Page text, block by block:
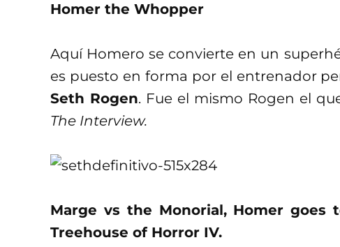
Homer the Whopper
Aquí Homero se convierte en un
es puesto en forma por el entrenador
Seth Rogen. Fue el mismo Rogen el
The Interview.
Marge vs the Monorial, Homer goes
Treehouse of Horror IV.